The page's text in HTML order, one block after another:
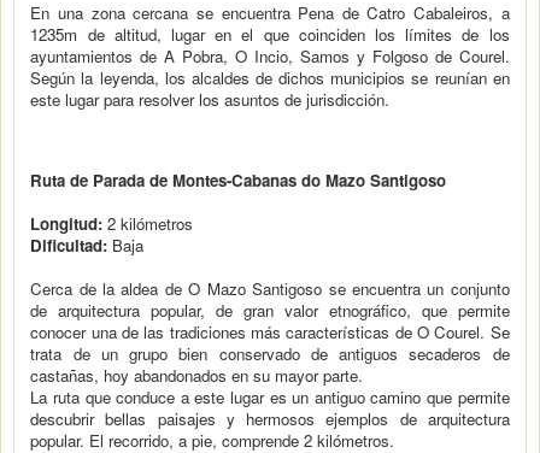
En una zona cercana se encuentra Pena de Catro Cabaleiros, a
1235m de altitud, lugar en el que coinciden los límites de los
ayuntamientos de A Pobra, O Incio, Samos y Folgoso de Courel.
Según la leyenda, los alcaldes de dichos municipios se reunían en
este lugar para resolver los asuntos de jurisdicción.
Ruta de Parada de Montes-Cabanas do Mazo Santigoso
Longitud: 2 kilómetros
Dificultad: Baja
Cerca de la aldea de O Mazo Santigoso se encuentra un conjunto
de arquitectura popular, de gran valor etnográfico, que permite
conocer una de las tradiciones más características de O Courel. Se
trata de un grupo bien conservado de antiguos secaderos de
castañas, hoy abandonados en su mayor parte.
La ruta que conduce a este lugar es un antiguo camino que permite
descubrir bellas paisajes y hermosos ejemplos de arquitectura
popular. El recorrido, a pie, comprende 2 kilómetros.